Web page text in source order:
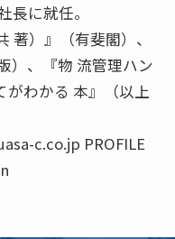
長に就任。
著）』（有斐閣）、
）、『物 流管理ハン
がわかる 本』（以上
c.co.jp PROFILE